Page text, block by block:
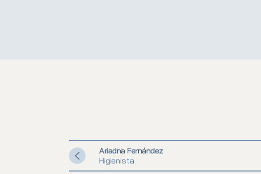
Ariadna Fernández
Higienista